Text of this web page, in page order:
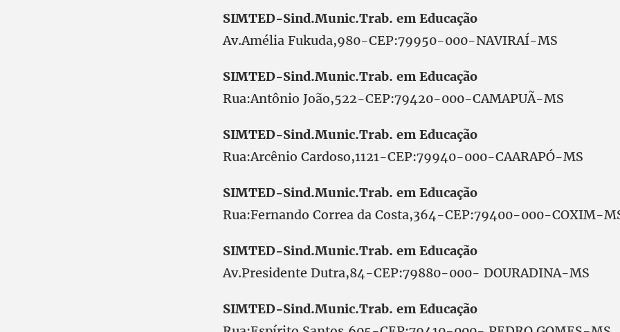
SIMTED-Sind.Munic.Trab. em Educação
Av.Amélia Fukuda,980-CEP:79950-000-NAVIRAÍ-MS
SIMTED-Sind.Munic.Trab. em Educação
Rua:Antônio João,522-CEP:79420-000-CAMAPUÃ-MS
SIMTED-Sind.Munic.Trab. em Educação
Rua:Arcênio Cardoso,1121-CEP:79940-000-CAARAPÓ-MS
SIMTED-Sind.Munic.Trab. em Educação
Rua:Fernando Correa da Costa,364-CEP:79400-000-COXIM-
SIMTED-Sind.Munic.Trab. em Educação
Av.Presidente Dutra,84-CEP:79880-000- DOURADINA-MS
SIMTED-Sind.Munic.Trab. em Educação